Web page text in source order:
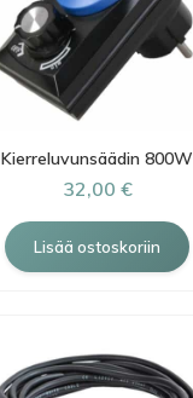
Kierreluvunsäädin 800W
32,00 €